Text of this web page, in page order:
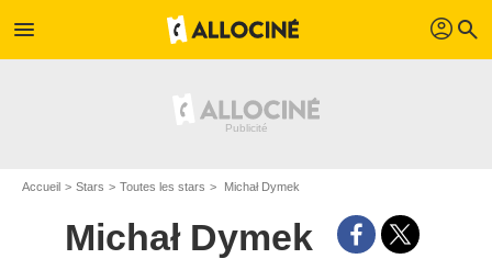
menu profil search
Accueil Stars Toutes les stars Michał Dymek
Michał Dymek